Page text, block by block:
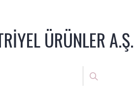
ÜRÜNLER A.Ş.